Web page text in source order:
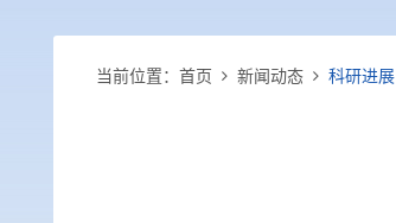
当前位置： 首页 新闻动态 科研进展